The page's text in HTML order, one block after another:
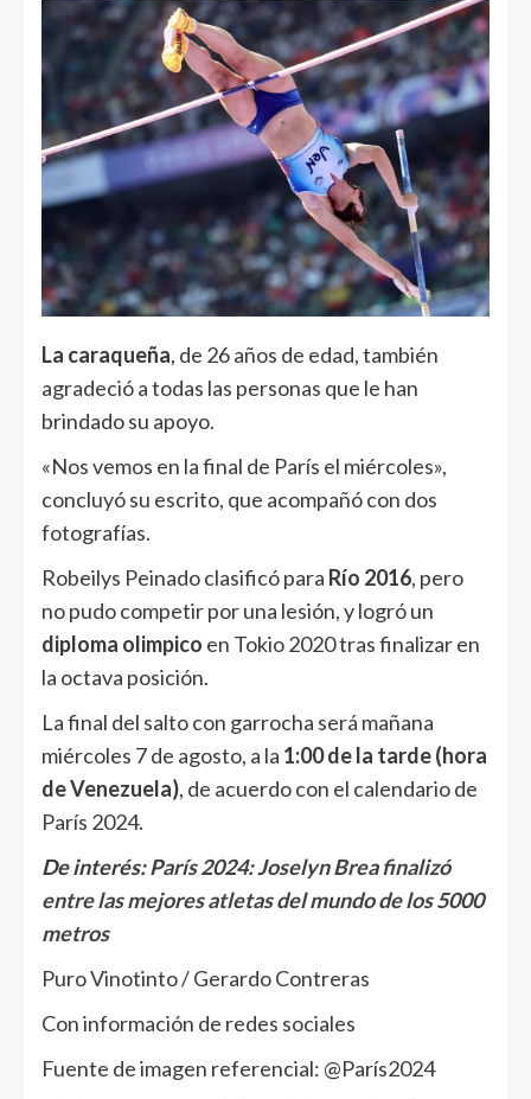
La caraqueña, de 26 años de edad, también
agradeció a todas las personas que le han
brindado su apoyo.
«Nos vemos en la final de París el miércoles»,
concluyó su escrito, que acompañó con dos
fotografías.
Robeilys Peinado clasificó para Río 2016, pero
no pudo competir por una lesión, y logró un
diploma olimpico en Tokio 2020 tras finalizar en
la octava posición.
La final del salto con garrocha será mañana
miércoles 7 de agosto, a la 1:00 de la tarde (hora
de Venezuela), de acuerdo con el calendario de
París 2024.
De interés:París 2024: Joselyn Brea finalizó
entre las mejores atletas del mundo de los 5000
metros
Puro Vinotinto / Gerardo Contreras
Con información de redes sociales
Fuente de imagen referencial: @París2024